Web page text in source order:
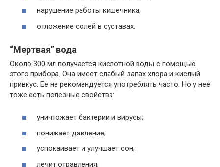
нарушение работы кишечника;
отложение солей в суставах.
“Мертвая” вода
Около 300 мл получается кислотной воды с помощью
этого прибора. Она имеет слабый запах хлора и кислый
привкус. Ее не рекомендуется употреблять часто. Но у нее
тоже есть полезные свойства:
уничтожает бактерии и вирусы;
понижает давление;
успокаивает и улучшает сон;
лечит отравления;